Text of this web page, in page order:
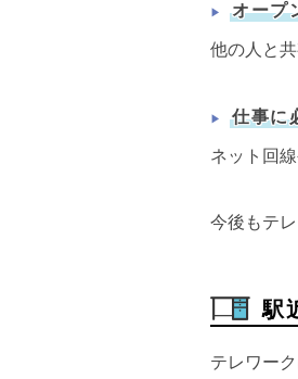
オープ
他の人と
仕事に
ネット回
今後もテ
駅
テレワー